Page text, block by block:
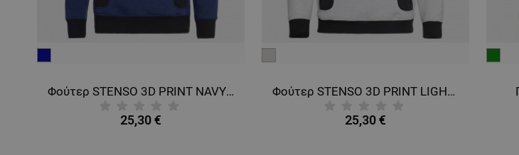
Φούτερ STENSO 3D PRINT NAVY BLUE
25,30 €
Φούτερ STENSO 3D PRINT LIGHT GREY
25,30 €